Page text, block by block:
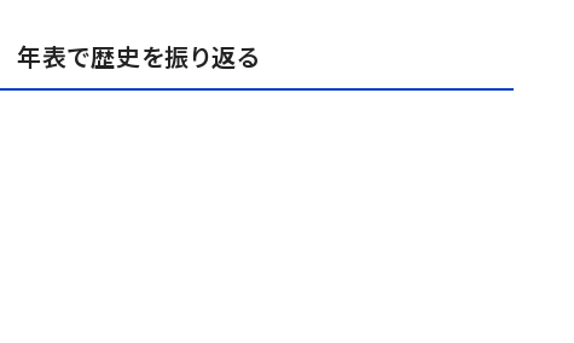
年表で歴史を振り返る